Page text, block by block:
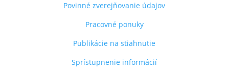
Povinné zverejňovanie údajov
Pracovné ponuky
Publikácie na stiahnutie
Sprístupnenie informácií